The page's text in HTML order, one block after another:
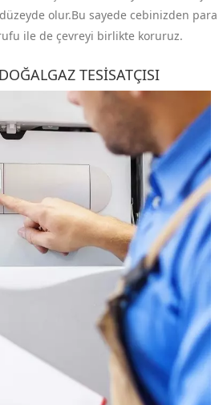
olur.Bu sayede cebinizden para
ile de çevreyi birlikte koruruz.
TESISATÇISI